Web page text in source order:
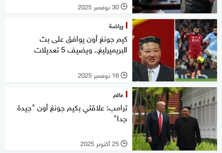
l 30 نوفمبر 2025
رياضة
كيم جونغ أون يوافق على بث
البريميرليغ.. ويضيف 5 تعديلات
l 16 نوفمبر 2025
عالم
ترامب: علاقتي بكيم جونغ أون "جيدة
جدا"
l 25 أكتوبر 2025